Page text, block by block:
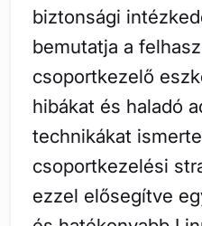
biztonsági
bemutatja a
csoportkezelő
hibákat és haladó
technikákat
csoportkezelési
ezzel elősegítve